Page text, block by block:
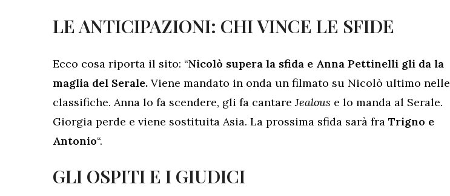
LE ANTICIPAZIONI: CHI VINCE LE SFIDE
Ecco cosa riporta il sito: “Nicolò supera la sfida e Anna Pettinelli gli da la
maglia del Serale. Viene mandato in onda un filmato su Nicolò ultimo nelle
classifiche. Anna lo fa scendere, gli fa cantareJealous e lo manda al Serale.
Giorgia perde e viene sostituita Asia. La prossima sfida sarà fra Trigno e
Antonio“.
GLI OSPITI E I GIUDICI